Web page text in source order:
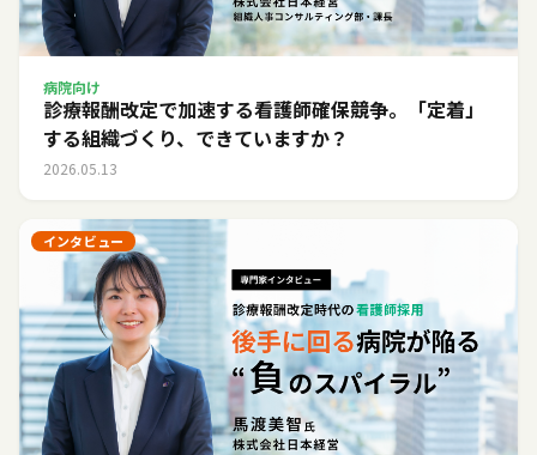
病院向け
診療報酬改定で加速する看護師確保競争。「定着」
する組織づくり、できていますか？
2026.05.13
インタビュー